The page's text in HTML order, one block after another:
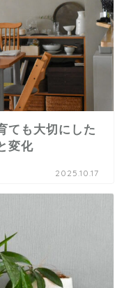
ても大切にした
変化
2025.10.17